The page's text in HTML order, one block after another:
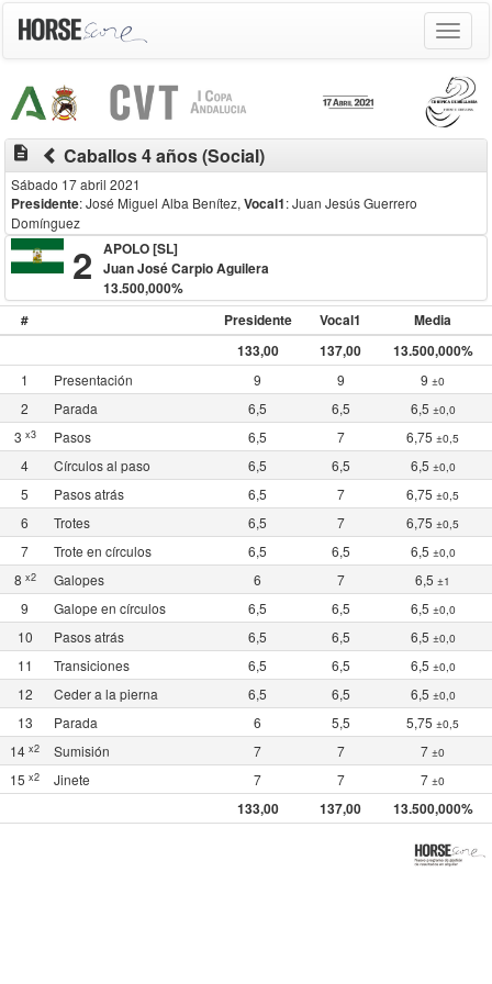
Toggle
description Caballos 4 años (Social)
Sábado 17 abril 2021
Presidente: José Miguel Alba Benítez, Vocal1: Juan Jesús Guerrero
Domínguez
2
APOLO [SL]
Juan José Carpio Aguilera
13.500,000%
#
Presidente Vocal1
Media
133,00
137,00 13.500,000%
1 Presentación 9 9 9 ±0
2 Parada 6,5 6,5 6,5 ±0,0
3 x3 Pasos 6,5 7 6,75 ±0,5
4 Círculos al paso 6,5 6,5 6,5 ±0,0
5 Pasos atrás 6,5 7 6,75 ±0,5
6 Trotes 6,5 7 6,75 ±0,5
7 Trote en círculos 6,5 6,5 6,5 ±0,0
8 x2 Galopes 6 7 6,5 ±1
9 Galope en círculos 6,5 6,5 6,5 ±0,0
10 Pasos atrás 6,5 6,5 6,5 ±0,0
11 Transiciones 6,5 6,5 6,5 ±0,0
12 Ceder a la pierna 6,5 6,5 6,5 ±0,0
13 Parada 6 5,5 5,75 ±0,5
14 x2 Sumisión 7 7 7 ±0
15 x2 Jinete 7 7 7 ±0
133,00 137,00 13.500,000%